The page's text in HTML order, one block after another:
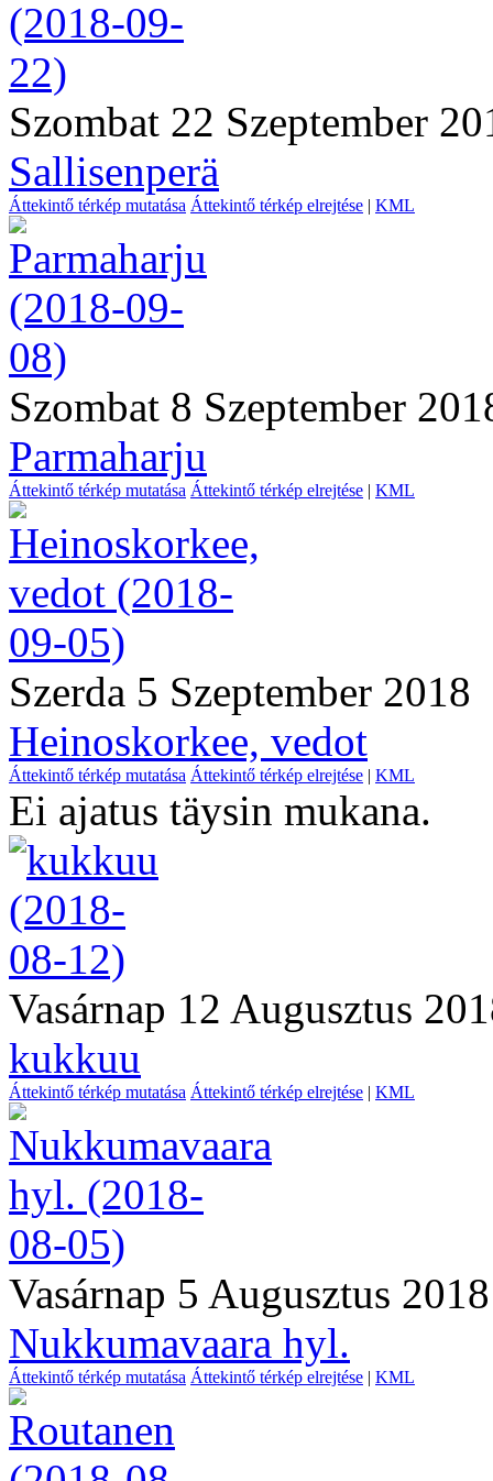
Szombat 22 Szeptember
Sallisenperä
Áttekintő térkép mutatása Áttekintő térkép elrejtése | KML
Szombat 8 Szeptember
Parmaharju
Áttekintő térkép mutatása Áttekintő térkép elrejtése | KML
Szerda 5 Szeptember 2018
Heinoskorkee, vedot
Áttekintő térkép mutatása Áttekintő térkép elrejtése | KML
Ei ajatus täysin mukana.
Vasárnap 12 Augusztus
kukkuu
Áttekintő térkép mutatása Áttekintő térkép elrejtése | KML
Vasárnap 5 Augusztus 2018
Nukkumavaara hyl.
Áttekintő térkép mutatása Áttekintő térkép elrejtése | KML